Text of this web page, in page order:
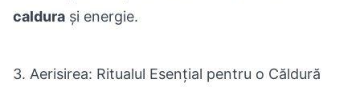
caldura și energie.
3. Aerisirea: Ritualul Esențial pentru o Căldură